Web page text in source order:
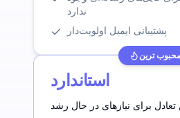
ندارد
پشتیبانی ایمیل اولویت‌دار
محبوب ترین
استاندارد